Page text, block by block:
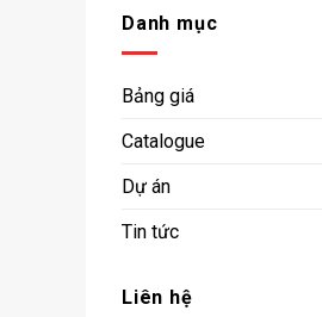
Danh mục
Bảng giá
Catalogue
Dự án
Tin tức
Liên hệ